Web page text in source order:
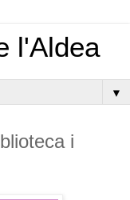
l'Aldea
▼
i